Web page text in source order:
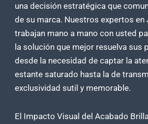
una decisión estratégica que
de su marca. Nuestros expertos en
trabajan mano a mano con usted
la solución que mejor resuelva sus
desde la necesidad de captar la
estante saturado hasta la de
exclusividad sutil y memorable.
El Impacto Visual del Acabado